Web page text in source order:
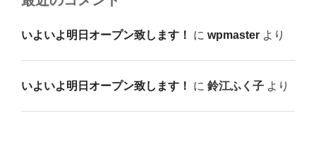
いよいよ明日オープン致します！ に wpmaster より
いよいよ明日オープン致します！ に 鈴江ふく子 より